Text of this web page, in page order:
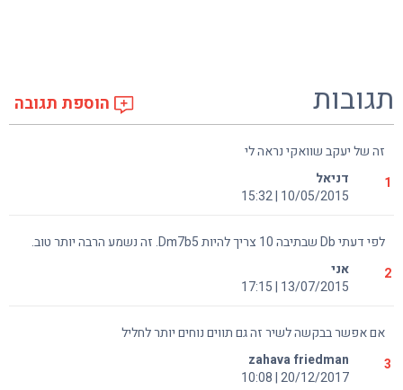
תגובות הוספת תגובה
זה של יעקב שוואקי נראה לי
דניאל
10/05/2015 | 15:32
1
לפי דעתי Db שבתיבה 10 צריך להיות Dm7b5. זה נשמע הרבה יותר טוב.
אני
13/07/2015 | 17:15
2
אם אפשר בבקשה לשיר זה גם תווים נוחים יותר לחליל
zahava friedman
20/12/2017 | 10:08
3